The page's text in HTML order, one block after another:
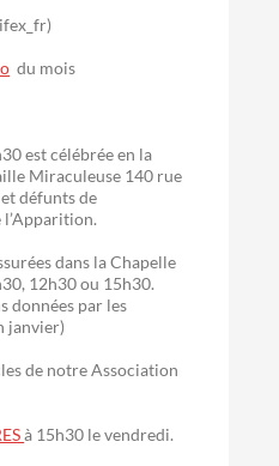
du mois
est célébrée en la
Miraculeuse 140 rue
défunts de
l’Apparition.
dans la Chapelle
12h30 ou 15h30.
données par les
janvier)
de notre Association
à 15h30 le vendredi.